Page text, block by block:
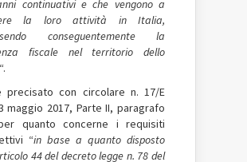
continuativi e che vengono a
la loro attività in Italia,
conseguentemente la
fiscale nel territorio dello
“.
precisato con circolare n. 17/E
maggio 2017, Parte II, paragrafo
quanto concerne i requisiti
“in base a quanto disposto
44 del decreto legge n. 78 del